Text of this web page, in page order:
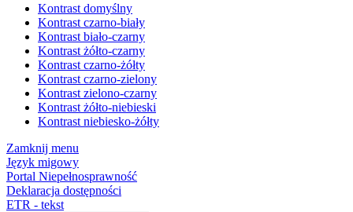
Kontrast domyślny
Kontrast czarno-biały
Kontrast biało-czarny
Kontrast żółto-czarny
Kontrast czarno-żółty
Kontrast czarno-zielony
Kontrast zielono-czarny
Kontrast żółto-niebieski
Kontrast niebiesko-żółty
Zamknij menu
Język migowy
Portal Niepełnosprawność
Deklaracja dostępności
ETR - tekst